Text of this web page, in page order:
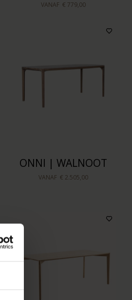
VANAF € 779,00
ONNI | WALNOOT
VANAF € 2.505,00